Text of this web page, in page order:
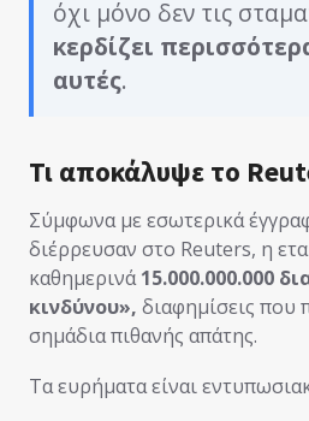
όχι μόνο δεν τις
κερδίζει
αυτές.
Τι αποκάλυψε το
Σύμφωνα με εσωτερικά
διέρρευσαν στο Reuters, η
καθημερινά15.000.000.000
κινδύνου», διαφημίσεις που
σημάδια πιθανής απάτης.
Τα ευρήματα είναι